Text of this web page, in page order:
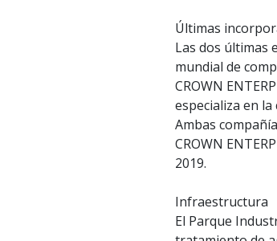
Últimas
Las dos últimas
mundial de
CROWN
especializa en
Ambas
CROWN
2019.
Infraestructura
El Parque